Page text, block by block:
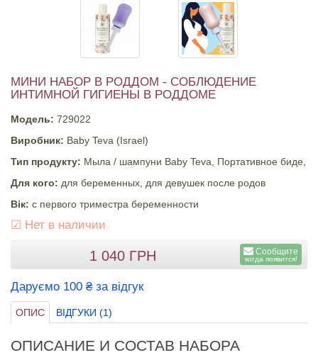
МИНИ НАБОР В РОДДОМ - СОБЛЮДЕНИЕ
ИНТИМНОЙ ГИГИЕНЫ В РОДДОМЕ
Модель: 729022
Виробник: Baby Teva (Israel)
Тип продукту: Мыла / шампуни Baby Teva, Портативное биде,
Для кого: для беременных, для девушек после родов
Вік: с первого триместра беременности
☑ Нет в наличии
1 040 ГРН Сообщите
когда появится!
Даруємо 100 ₴ за відгук
ОПИС ВІДГУКИ (1)
ОПИСАНИЕ И СОСТАВ НАБОРА